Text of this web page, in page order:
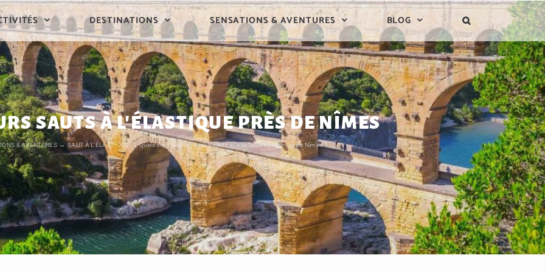
DESTINATIONS SENSATIONS & AVENTURES BLOG
SAUTS À L'ÉLASTIQUE PRÈS DE NÎMES
& AVENTURES SAUT À L'ÉLASTIQUE Quels sont les plus beaux sauts à l’élastique à proximité de Nîmes ?